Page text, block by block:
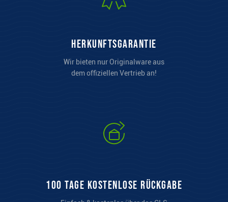
Herkunftsgarantie
Wir bieten nur Originalware aus
dem offiziellen Vertrieb an!
100 Tage kostenlose Rückgabe